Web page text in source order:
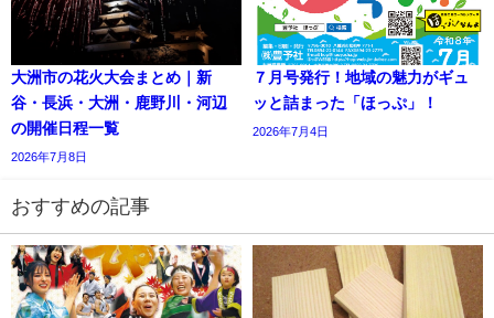
大洲市の花火大会まとめ｜新
谷・長浜・大洲・鹿野川・河辺
の開催日程一覧
2026年7月8日
７月号発行！地域の魅力がギュ
ッと詰まった「ほっぷ」！
2026年7月4日
おすすめの記事